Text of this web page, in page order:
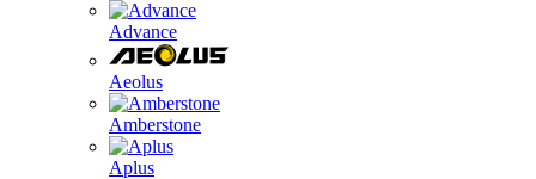
Advance
Aeolus
Amberstone
Aplus